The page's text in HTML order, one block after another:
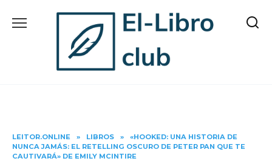
LEITOR.ONLINE » LIBROS »
«HOOKED: UNA HISTORIA DE
NUNCA JAMÁS: EL RETELLING OSCURO DE PETER PAN QUE TE
CAUTIVARÁ» DE EMILY MCINTIRE